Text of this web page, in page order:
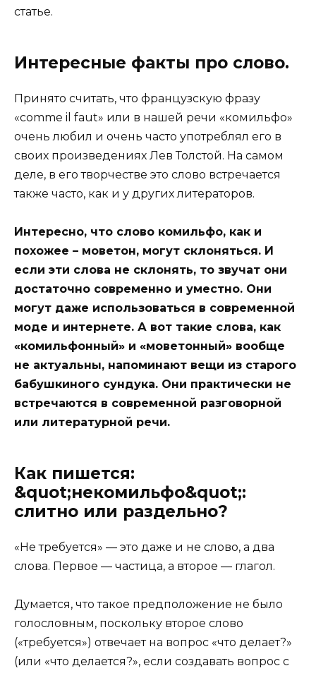
статье.
Интересные факты про слово.
Принято считать, что французскую фразу
«comme il faut» или в нашей речи «комильфо»
очень любил и очень часто употреблял его в
своих произведениях Лев Толстой. На самом
деле, в его творчестве это слово встречается
также часто, как и у других литераторов.
Интересно, что слово комильфо, как и
похожее – моветон, могут склоняться. И
если эти слова не склонять, то звучат они
достаточно современно и уместно. Они
могут даже использоваться в современной
моде и интернете. А вот такие слова, как
«комильфонный» и «моветонный» вообще
не актуальны, напоминают вещи из старого
бабушкиного сундука. Они практически не
встречаются в современной разговорной
или литературной речи.
Как пишется:
&quot;некомильфо&quot;:
слитно или раздельно?
«Не требуется» — это даже и не слово, а два
слова. Первое — частица, а второе — глагол.
Думается, что такое предположение не было
голословным, поскольку второе слово
(«требуется») отвечает на вопрос «что делает?»
(или «что делается?», если создавать вопрос с